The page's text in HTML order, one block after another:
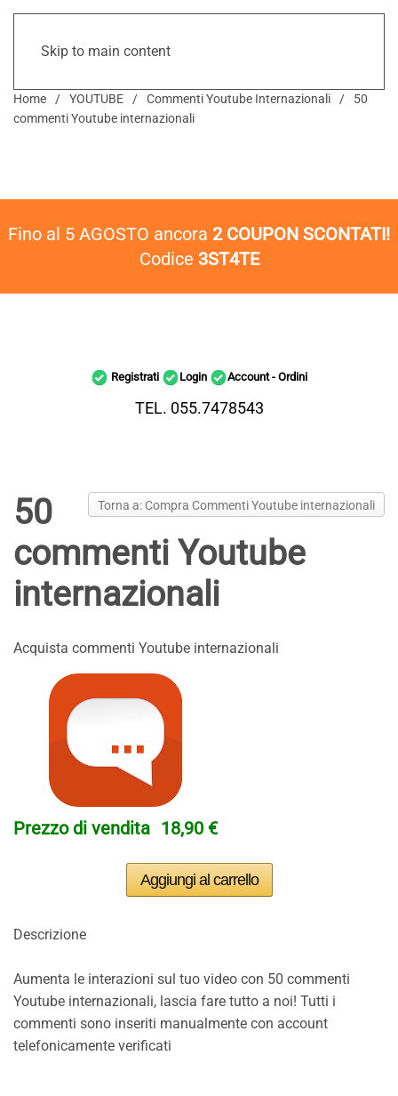
Skip to main content
Home YOUTUBE Commenti Youtube Internazionali
50
commenti Youtube internazionali
Fino al 5 AGOSTO ancora 2 COUPON SCONTATI!
Codice 3ST4TE
Registrati Login Account - Ordini
TEL. 055.7478543
Torna a: Compra Commenti Youtube internazionali
50
commenti Youtube
internazionali
Acquista commenti Youtube internazionali
Prezzo di vendita 18,90 €
Descrizione
Aumenta le interazioni sul tuo video con 50 commenti
Youtube internazionali, lascia fare tutto a noi! Tutti i
commenti sono inseriti manualmente con account
telefonicamente verificati